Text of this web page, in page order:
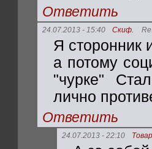
Ответить
24.07.2013 - 15:40 Скиф.
Я сторонник
а потому
"чурке"
лично
Ответить
24.07.2013 - 22:10